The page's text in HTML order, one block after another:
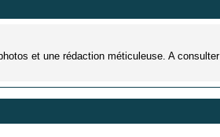
et une rédaction méticuleuse. A consulter